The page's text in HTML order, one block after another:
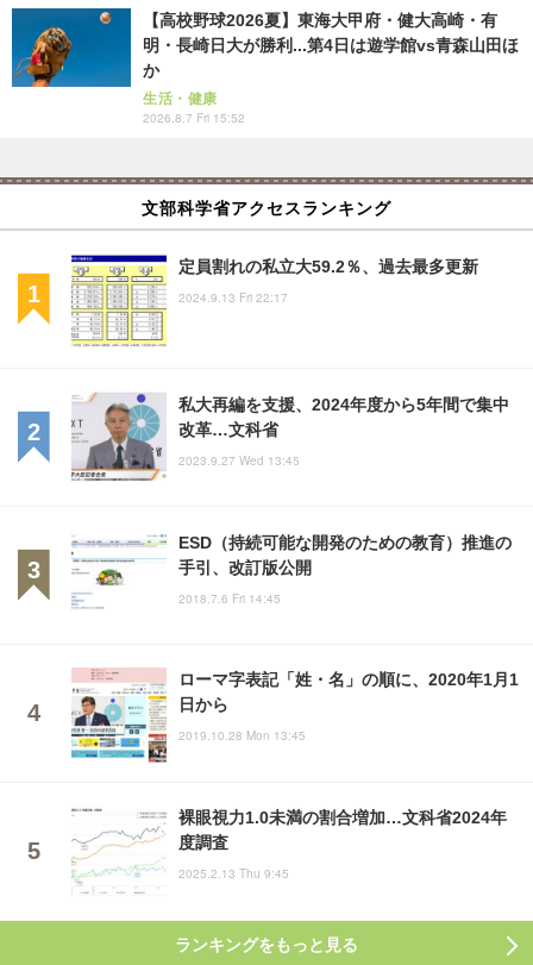
【高校野球2026夏】東海大甲府・健大高崎・有
明・長崎日大が勝利...第4日は遊学館vs青森山田ほ
か
生活・健康
2026.8.7 Fri 15:52
文部科学省アクセスランキング
定員割れの私立大59.2％、過去最多更新
2024.9.13 Fri 22:17
私大再編を支援、2024年度から5年間で集中
改革…文科省
2023.9.27 Wed 13:45
ESD（持続可能な開発のための教育）推進の
手引、改訂版公開
2018.7.6 Fri 14:45
ローマ字表記「姓・名」の順に、2020年1月1
日から
2019.10.28 Mon 13:45
裸眼視力1.0未満の割合増加…文科省2024年
度調査
2025.2.13 Thu 9:45
ランキングをもっと見る